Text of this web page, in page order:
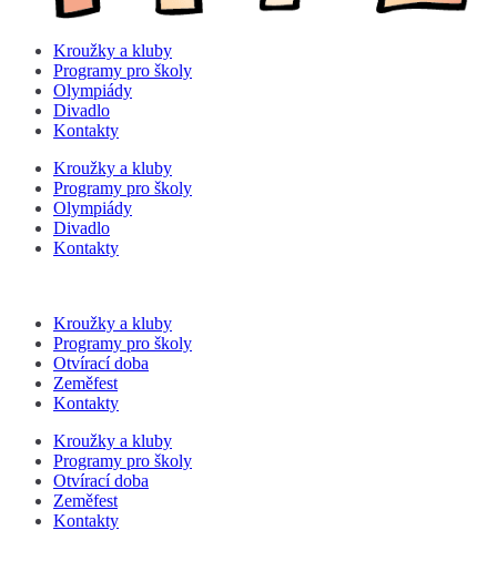
Kroužky a kluby
Programy pro školy
Olympiády
Divadlo
Kontakty
Kroužky a kluby
Programy pro školy
Olympiády
Divadlo
Kontakty
Kroužky a kluby
Programy pro školy
Otvírací doba
Zeměfest
Kontakty
Kroužky a kluby
Programy pro školy
Otvírací doba
Zeměfest
Kontakty